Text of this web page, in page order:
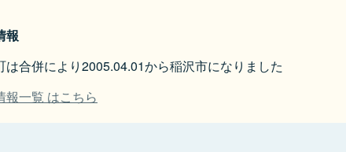
報
は合併により2005.04.01から稲沢市になりました
報一覧 はこちら